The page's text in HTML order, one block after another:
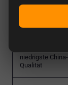
niedrigste China-
Qualität